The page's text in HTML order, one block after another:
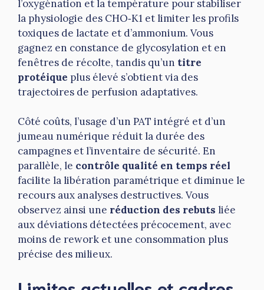
l’oxygénation et la température pour stabiliser
la physiologie des CHO‑K1 et limiter les profils
toxiques de lactate et d’ammonium. Vous
gagnez en constance de glycosylation et en
fenêtres de récolte, tandis qu’un titre
protéique plus élevé s’obtient via des
trajectoires de perfusion adaptatives.
Côté coûts, l’usage d’un PAT intégré et d’un
jumeau numérique réduit la durée des
campagnes et l’inventaire de sécurité. En
parallèle, le contrôle qualité en temps réel
facilite la libération paramétrique et diminue le
recours aux analyses destructives. Vous
observez ainsi une réduction des rebuts liée
aux déviations détectées précocement, avec
moins de rework et une consommation plus
précise des milieux.